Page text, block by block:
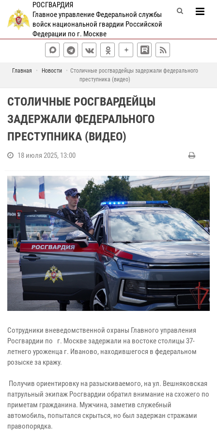
РОСГВАРДИЯ
Главное управление Федеральной службы
войск национальной гвардии Российской
Федерации по г. Москве
Главная Новости
Столичные росгвардейцы задержали федерального
преступника (видео)
СТОЛИЧНЫЕ РОСГВАРДЕЙЦЫ
ЗАДЕРЖАЛИ ФЕДЕРАЛЬНОГО
ПРЕСТУПНИКА (ВИДЕО)
18 июля 2025, 13:00
Сотрудники вневедомственной охраны Главного управления
Росгвардии по г. Москве задержали на востоке столицы 37-
летнего уроженца г. Иваново, находившегося в федеральном
розыске за кражу.
Получив ориентировку на разыскиваемого, на ул. Вешняковская
патрульный экипаж Росгвардии обратил внимание на схожего по
приметам гражданина. Мужчина, заметив служебный
автомобиль, попытался скрыться, но был задержан стражами
правопорядка.